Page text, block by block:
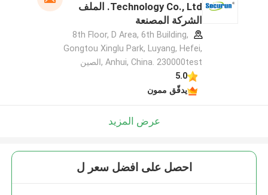
Technology Co., Ltd. الملف
الشركة المصنعة
8th Floor, D Area, 6th Building,
Gongtou Xinglu Park, Luyang, Hefei,
Anhui, China. 230000test ,الصين
5.0
يدقّق ممون
عرض المزيد
احصل على افضل سعر ل